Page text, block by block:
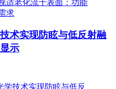
术实现防眩与低反射融
示